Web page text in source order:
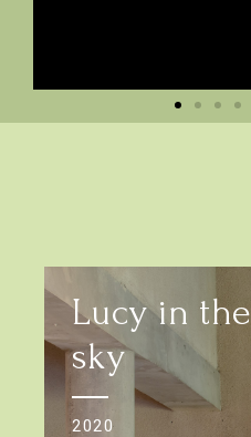
Lucy in the
sky
2020